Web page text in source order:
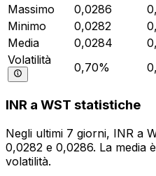
Massimo
0,0286
Minimo
0,0282
Media
0,0284
Volatilità
0,70%
INR a WST statistiche
Negli ultimi 7 giorni, INR a
0,0282 e 0,0286. La media
volatilità.